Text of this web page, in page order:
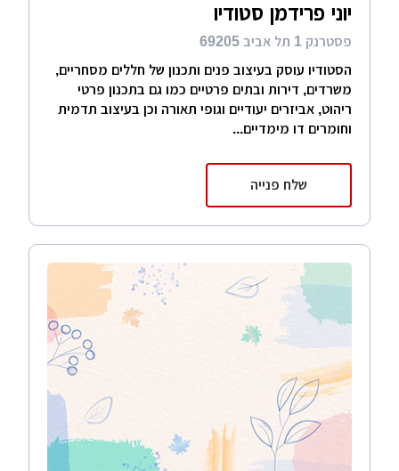
יוני פרידמן סטודיו
פסטרנק 1 תל אביב 69205
הסטודיו עוסק בעיצוב פנים ותכנון של חללים מסחריים,
משרדים, דירות ובתים פרטיים כמו גם בתכנון פרטי
ריהוט, אביזרים יעודיים וגופי תאורה וכן בעיצוב תדמית
וחומרים דו מימדיים...
שלח פנייה